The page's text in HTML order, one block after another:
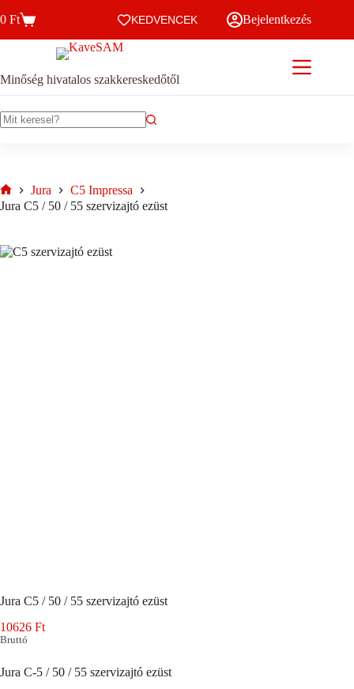
to
Kosár
0 Ft KEDVENCEK Bejelentkezés
Minőség hivatalos szakkereskedőtől
Home
Jura
C5 Impressa
Jura C5 / 50 / 55 szervizajtó ezüst
Jura C5 / 50 / 55 szervizajtó ezüst
10626 Ft
Bruttó
Jura C-5 / 50 / 55 szervizajtó ezüst